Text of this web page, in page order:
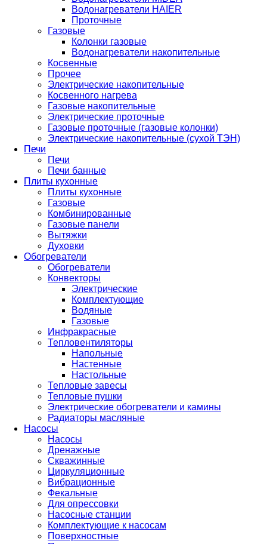
Водонагреватели HAIER
Проточные
Газовые
Колонки газовые
Водонагреватели накопительные
Косвенные
Прочее
Электрические накопительные
Косвенного нагрева
Газовые накопительные
Электрические проточные
Газовые проточные (газовые колонки)
Электрические накопительные (сухой ТЭН)
Печи
Печи
Печи банные
Плиты кухонные
Плиты кухонные
Газовые
Комбинированные
Газовые панели
Вытяжки
Духовки
Обогреватели
Обогреватели
Конвекторы
Электрические
Комплектующие
Водяные
Газовые
Инфракрасные
Тепловентиляторы
Напольные
Настенные
Настольные
Тепловые завесы
Тепловые пушки
Электрические обогреватели и камины
Радиаторы масляные
Насосы
Насосы
Дренажные
Скважинные
Циркуляционные
Вибрационные
Фекальные
Для опрессовки
Насосные станции
Комплектующие к насосам
Поверхностные